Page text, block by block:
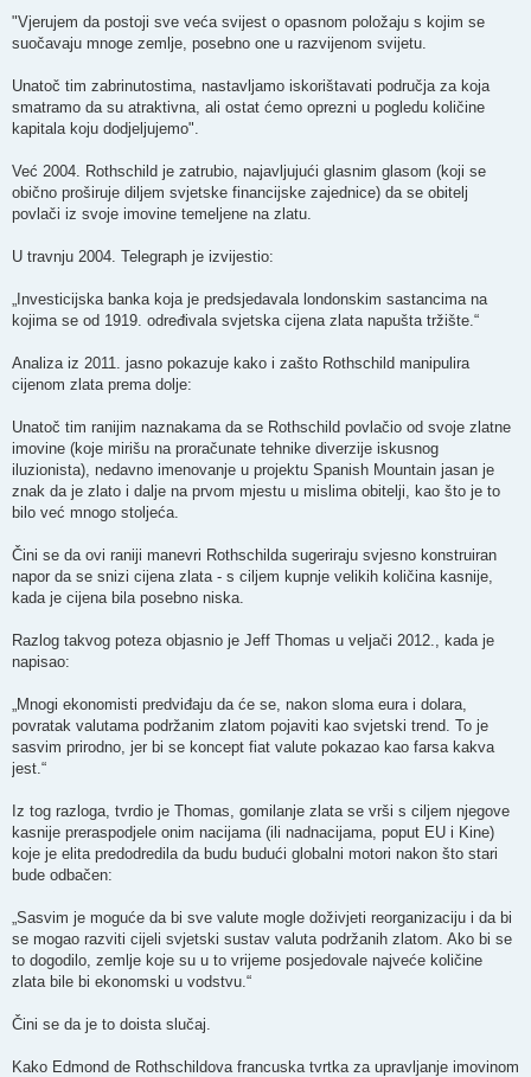
"Vjerujem da postoji sve veća svijest o opasnom položaju s kojim se
suočavaju mnoge zemlje, posebno one u razvijenom svijetu.
Unatoč tim zabrinutostima, nastavljamo iskorištavati područja za koja
smatramo da su atraktivna, ali ostat ćemo oprezni u pogledu količine
kapitala koju dodjeljujemo".
Već 2004. Rothschild je zatrubio, najavljujući glasnim glasom (koji se
obično proširuje diljem svjetske financijske zajednice) da se obitelj
povlači iz svoje imovine temeljene na zlatu.
U travnju 2004. Telegraph je izvijestio:
„Investicijska banka koja je predsjedavala londonskim sastancima na
kojima se od 1919. određivala svjetska cijena zlata napušta tržište.“
Analiza iz 2011. jasno pokazuje kako i zašto Rothschild manipulira
cijenom zlata prema dolje:
Unatoč tim ranijim naznakama da se Rothschild povlačio od svoje zlatne
imovine (koje mirišu na proračunate tehnike diverzije iskusnog
iluzionista), nedavno imenovanje u projektu Spanish Mountain jasan je
znak da je zlato i dalje na prvom mjestu u mislima obitelji, kao što je to
bilo već mnogo stoljeća.
Čini se da ovi raniji manevri Rothschilda sugeriraju svjesno konstruiran
napor da se snizi cijena zlata - s ciljem kupnje velikih količina kasnije,
kada je cijena bila posebno niska.
Razlog takvog poteza objasnio je Jeff Thomas u veljači 2012., kada je
napisao:
„Mnogi ekonomisti predviđaju da će se, nakon sloma eura i dolara,
povratak valutama podržanim zlatom pojaviti kao svjetski trend. To je
sasvim prirodno, jer bi se koncept fiat valute pokazao kao farsa kakva
jest.“
Iz tog razloga, tvrdio je Thomas, gomilanje zlata se vrši s ciljem njegove
kasnije preraspodjele onim nacijama (ili nadnacijama, poput EU i Kine)
koje je elita predodredila da budu budući globalni motori nakon što stari
bude odbačen:
„Sasvim je moguće da bi sve valute mogle doživjeti reorganizaciju i da bi
se mogao razviti cijeli svjetski sustav valuta podržanih zlatom. Ako bi se
to dogodilo, zemlje koje su u to vrijeme posjedovale najveće količine
zlata bile bi ekonomski u vodstvu.“
Čini se da je to doista slučaj.
Kako Edmond de Rothschildova francuska tvrtka za upravljanje imovinom